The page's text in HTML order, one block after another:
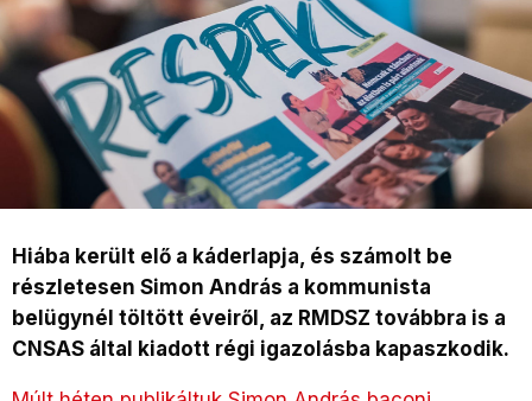
Hiába került elő a káderlapja, és számolt be
részletesen Simon András a kommunista
belügynél töltött éveiről, az RMDSZ továbbra is a
CNSAS által kiadott régi igazolásba kapaszkodik.